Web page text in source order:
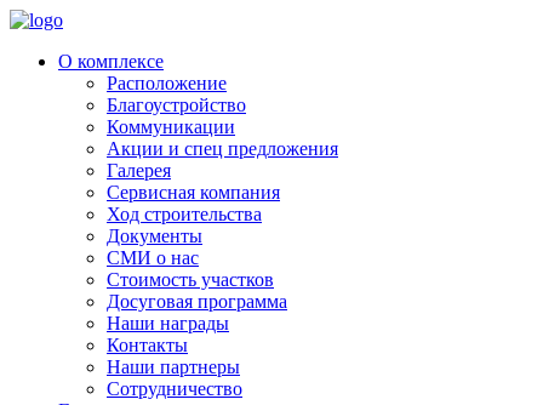
О комплексе
Расположение
Благоустройство
Коммуникации
Акции и спец предложения
Галерея
Сервисная компания
Ход строительства
Документы
СМИ о нас
Стоимость участков
Досуговая программа
Наши награды
Контакты
Наши партнеры
Сотрудничество